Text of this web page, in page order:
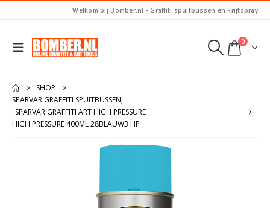
Welkom bij Bomber.nl - Graffiti spuitbussen en krijtspray
0
SHOP
SPARVAR GRAFFITI SPUITBUSSEN,
SPARVAR GRAFFITI ART HIGH PRESSURE
HIGH PRESSURE 400ML 28BLAUW3 HP